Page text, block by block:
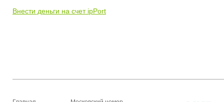
Внести деньги на счет ipPort